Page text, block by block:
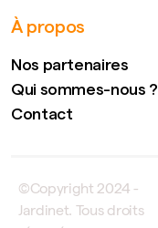
À propos
Nos partenaires
Qui sommes-nous ?
Contact
©Copyright 2024 -
Jardinet. Tous droits